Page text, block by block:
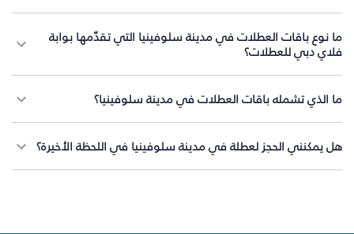
ما نوع باقات العطلات في مدينة سلوفينيا التي تقدّمها بوابة
فلاي دبي للعطلات؟
ما الذي تشمله باقات العطلات في مدينة سلوفينيا؟
هل يمكنني الحجز لعطلة في مدينة سلوفينيا في اللحظة الأخيرة؟